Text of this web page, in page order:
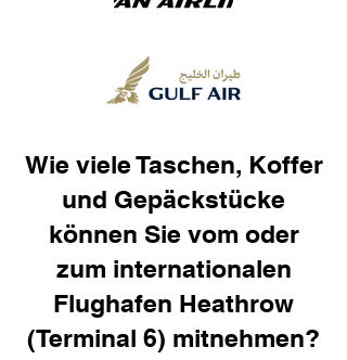
Wie viele Taschen, Koffer
und Gepäckstücke
können Sie vom oder
zum internationalen
Flughafen Heathrow
(Terminal 6) mitnehmen?